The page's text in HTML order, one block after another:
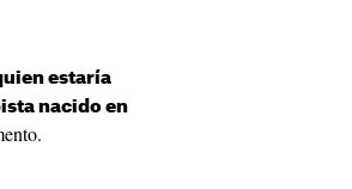
estaría
nacido en